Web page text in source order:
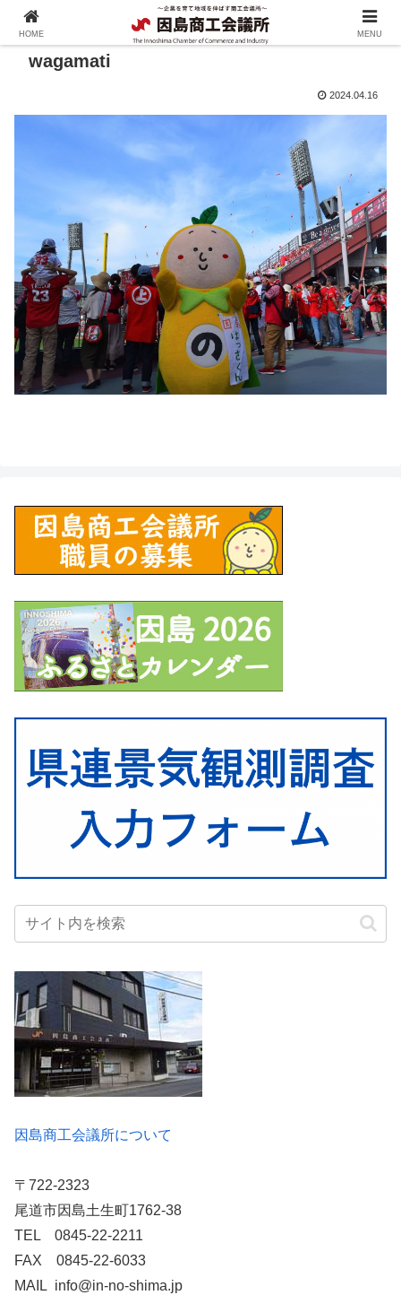
wagamati
2024.04.16
因島商工会議所について
〒722-2323
尾道市因島土生町1762-38
TEL 0845-22-2211
FAX 0845-22-6033
MAIL info@in-no-shima.jp
HOME MENU